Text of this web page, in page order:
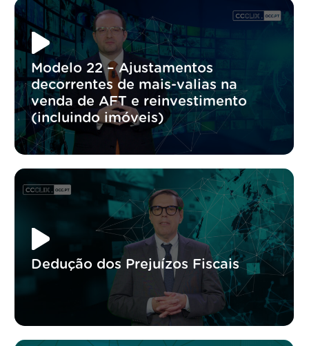
Modelo 22 – Ajustamentos
decorrentes de mais-valias na
venda de AFT e reinvestimento
(incluindo imóveis)
Dedução dos Prejuízos Fiscais